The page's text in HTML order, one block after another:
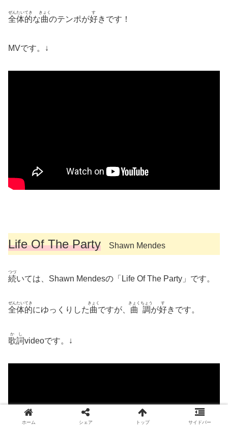
全体
ぜんたい
的
てき
な曲
きょく
のテンポが好
す
きです！
MVです。↓
Life Of The Party Shawn Mendes
続
つづ
いては、Shawn Mendesの「Life Of The Party」です。
全体
ぜんたい
的
てき
にゆっくりした曲
きょく
ですが、 曲調
きょくちょう
が好
す
きです。
歌詞
かし
videoです。↓
ホーム シェア トップ サイドバー